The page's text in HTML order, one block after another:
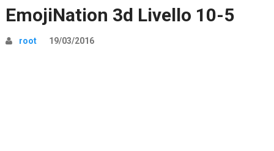
EmojiNation 3d Livello 10-5
root 19/03/2016